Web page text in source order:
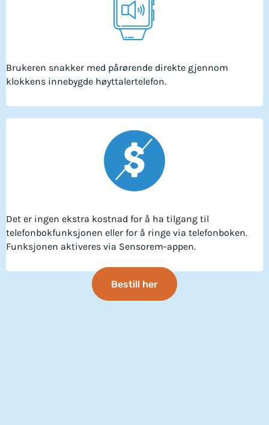
Brukeren snakker med pårørende direkte gjennom
klokkens innebygde høyttalertelefon.
Det er ingen ekstra kostnad for å ha tilgang til
telefonbokfunksjonen eller for å ringe via telefonboken.
Funksjonen aktiveres via Sensorem-appen.
Bestill her